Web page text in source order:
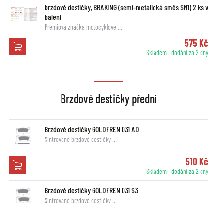
brzdové destičky, BRAKING (semi-metalická směs SM1) 2 ks v
balení
Prémiová značka motocyklové …
575 Kč
Skladem - dodání za 2 dny
Brzdové destičky přední
Brzdové destičky GOLDFREN 031 AD
Sintrované brzdové destičky …
510 Kč
Skladem - dodání za 2 dny
Brzdové destičky GOLDFREN 031 S3
Sintrované brzdové destičky …